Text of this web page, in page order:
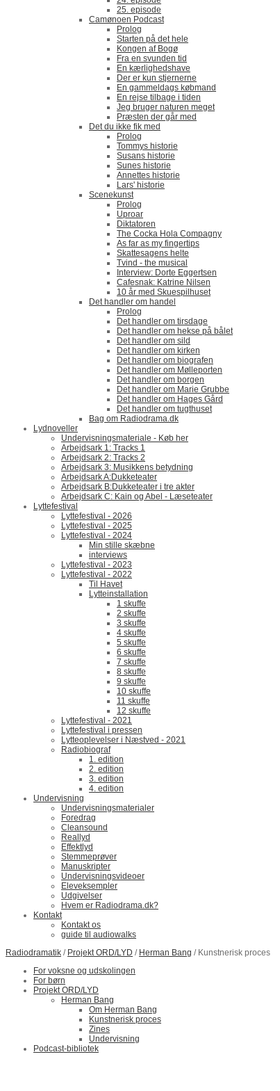
25. episode
Camønoen Podcast
Prolog
Starten på det hele
Kongen af Bogø
Fra en svunden tid
En kærlighedshave
Der er kun stjernerne
En gammeldags købmand
En rejse tilbage i tiden
Jeg bruger naturen meget
Præsten der går med
Det du ikke fik med
Prolog
Tommys historie
Susans historie
Sunes historie
Annettes historie
Lars' historie
Scenekunst
Prolog
Uproar
Diktatoren
The Cocka Hola Compagny
As far as my fingertips
Skattesagens helte
Tvind - the musical
Interview: Dorte Eggertsen
Cafesnak: Katrine Nilsen
10 år med Skuespilhuset
Det handler om handel
Prolog
Det handler om tirsdage
Det handler om hekse på bålet
Det handler om sild
Det handler om kirken
Det handler om biografen
Det handler om Mølleporten
Det handler om borgen
Det handler om Marie Grubbe
Det handler om Hages Gård
Det handler om tugthuset
Bag om Radiodrama.dk
Lydnoveller
Undervisningsmateriale - Køb her
Arbejdsark 1: Tracks 1
Arbejdsark 2: Tracks 2
Arbejdsark 3: Musikkens betydning
Arbejdsark A:Dukketeater
Arbejdsark B:Dukketeater i tre akter
Arbejdsark C: Kain og Abel - Læseteater
Lyttefestival
Lyttefestival - 2026
Lyttefestival - 2025
Lyttefestival - 2024
Min stille skæbne
interviews
Lyttefestival - 2023
Lyttefestival - 2022
Til Havet
Lytteinstallation
1 skuffe
2 skuffe
3 skuffe
4 skuffe
5 skuffe
6 skuffe
7 skuffe
8 skuffe
9 skuffe
10 skuffe
11 skuffe
12 skuffe
Lyttefestival - 2021
Lyttefestival i pressen
Lytteoplevelser i Næstved - 2021
Radiobiograf
1. edition
2. edition
3. edition
4. edition
Undervisning
Undervisningsmaterialer
Foredrag
Cleansound
Reallyd
Effektlyd
Stemmeprøver
Manuskripter
Undervisningsvideoer
Eleveksempler
Udgivelser
Hvem er Radiodrama.dk?
Kontakt
Kontakt os
guide til audiowalks
Radiodramatik / Projekt ORD/LYD / Herman Bang / Kunstnerisk proces
For voksne og udskolingen
For børn
Projekt ORD/LYD
Herman Bang
Om Herman Bang
Kunstnerisk proces
Zines
Undervisning
Podcast-bibliotek